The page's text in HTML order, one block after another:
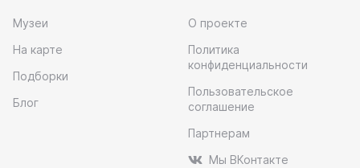
Музеи
На карте
Подборки
Блог
О проекте
Политика
конфиденциальности
Пользовательское
соглашение
Партнерам
Мы ВКонтакте